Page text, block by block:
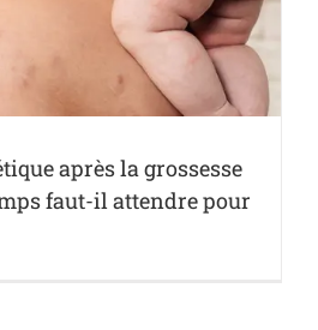
après la grossesse
faut-il attendre pour